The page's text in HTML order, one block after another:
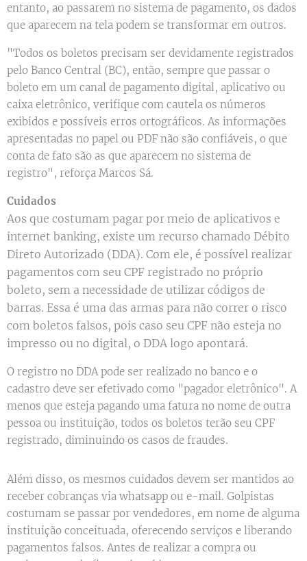
entanto, ao passarem no sistema de pagamento, os dados
que aparecem na tela podem se transformar em outros.
"Todos os boletos precisam ser devidamente registrados
pelo Banco Central (BC), então, sempre que passar o
boleto em um canal de pagamento digital, aplicativo ou
caixa eletrônico, verifique com cautela os números
exibidos e possíveis erros ortográficos. As informações
apresentadas no papel ou PDF não são confiáveis, o que
conta de fato são as que aparecem no sistema de
registro", reforça Marcos Sá.
Cuidados
Aos que costumam pagar por meio de aplicativos e
internet banking, existe um recurso chamado Débito
Direto Autorizado (DDA). Com ele, é possível realizar
pagamentos com seu CPF registrado no próprio
boleto, sem a necessidade de utilizar códigos de
barras. Essa é uma das armas para não correr o risco
com boletos falsos, pois caso seu CPF não esteja no
impresso ou no digital, o DDA logo apontará.
O registro no DDA pode ser realizado no banco e o
cadastro deve ser efetivado como "pagador eletrônico". A
menos que esteja pagando uma fatura no nome de outra
pessoa ou instituição, todos os boletos terão seu CPF
registrado, diminuindo os casos de fraudes.
Além disso, os mesmos cuidados devem ser mantidos ao
receber cobranças via whatsapp ou e-mail. Golpistas
costumam se passar por vendedores, em nome de alguma
instituição conceituada, oferecendo serviços e liberando
pagamentos falsos. Antes de realizar a compra ou